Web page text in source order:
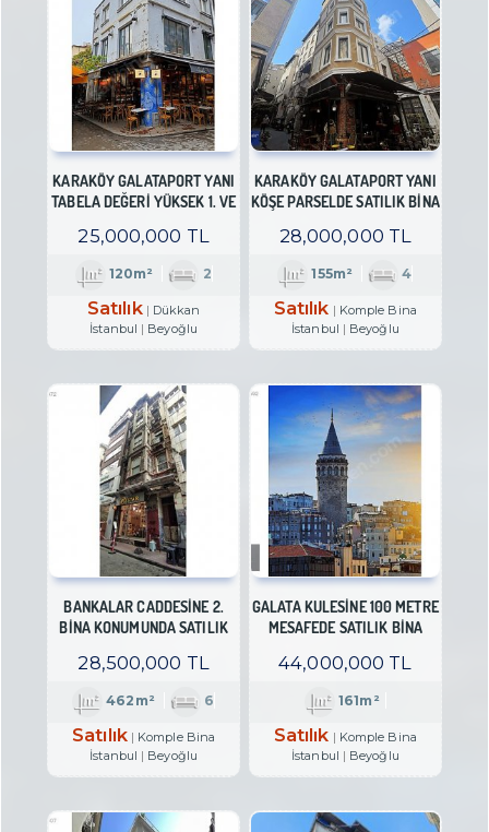
KARAKÖY GALATAPORT YANI
TABELA DEĞERİ YÜKSEK 1. VE
25,000,000 TL
120m² 2
Satılık
Dükkan
İstanbul
Beyoğlu
KARAKÖY GALATAPORT YANI
KÖŞE PARSELDE SATILIK BİNA
28,000,000 TL
155m² 4
Satılık
Komple Bina
İstanbul
Beyoğlu
BANKALAR CADDESİNE 2.
BİNA KONUMUNDA SATILIK
28,500,000 TL
462m² 6
Satılık
Komple Bina
İstanbul
Beyoğlu
GALATA KULESİNE 100 METRE
MESAFEDE SATILIK BİNA
44,000,000 TL
161m²
Satılık
Komple Bina
İstanbul
Beyoğlu